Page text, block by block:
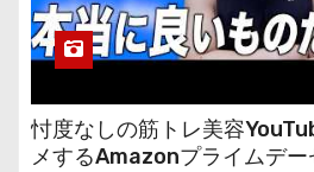
忖度なしの筋トレ美容
メするAmazonプライムデー